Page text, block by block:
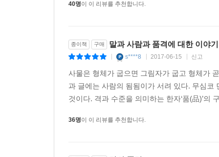
40명이 이 리뷰를 추천합니다.
종이책 구매 말과 사람과 품격에 대한 이야기
s****8 2017-06-15 신고
사물은 형체가 굽으면 그림자가 굽고 형체가
과 글에는 사람의 됨됨이가 서려 있다. 무심
것이다. 격과 수준을 의미하는 한자‘품(品)’의
36명이 이 리뷰를 추천합니다.